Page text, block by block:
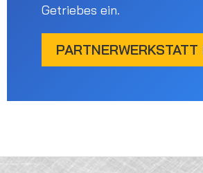
Getriebes ein.
PARTNERWERKSTATT